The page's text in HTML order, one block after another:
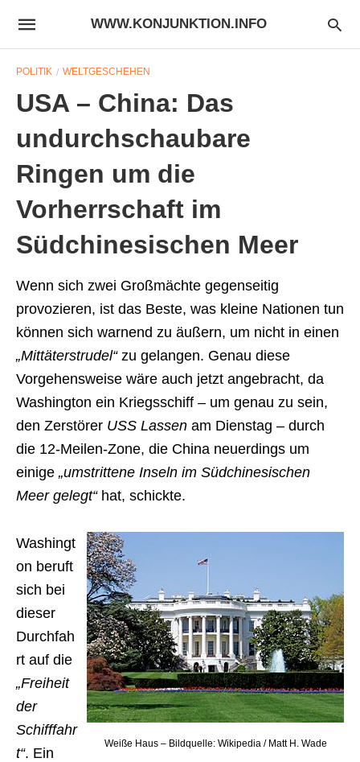
WWW.KONJUNKTION.INFO
POLITIK WELTGESCHEHEN
USA – China: Das
undurchschaubare
Ringen um die
Vorherrschaft im
Südchinesischen Meer
Wenn sich zwei Großmächte gegenseitig
provozieren, ist das Beste, was kleine Nationen tun
können sich warnend zu äußern, um nicht in einen
„Mittäterstrudel“zu gelangen. Genau diese
Vorgehensweise wäre auch jetzt angebracht, da
Washington ein Kriegsschiff – um genau zu sein,
den Zerstörer USS Lassen am Dienstag – durch
die 12-Meilen-Zone, die China neuerdings um
einige „umstrittene Inseln im Südchinesischen
Meer gelegt“hat, schickte.
Weiße Haus – Bildquelle: Wikipedia / Matt H. Wade
Washingt
on beruft
sich bei
dieser
Durchfah
rt auf die
„Freiheit
der
Schifffahr
t“. Ein